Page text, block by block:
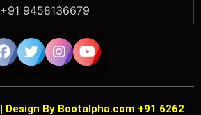
+91 9458136679
Design By Bootalpha.com +91 6262